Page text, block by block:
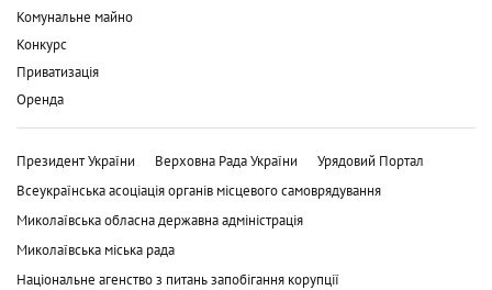
Комунальне майно
Конкурс
Приватизація
Оренда
Президент України Верховна Рада України
Урядовий Портал
Всеукраїнська асоціація органів місцевого самоврядування
Миколаївська обласна державна адміністрація
Миколаївська міська рада
Національне агенство з питань запобігання корупції